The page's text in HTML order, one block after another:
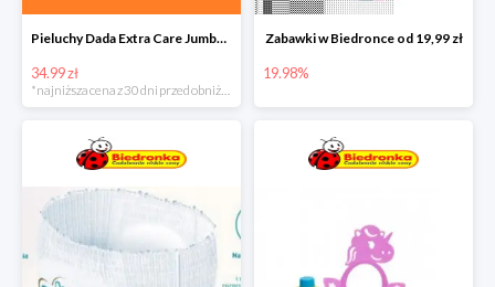
Pieluchy Dada Extra Care Jumbo Bag w super cenie
34.99 zł
*najniższa cena z 30 dni przed obniżką
Zabawki w Biedronce od 19,99 zł
19.98%